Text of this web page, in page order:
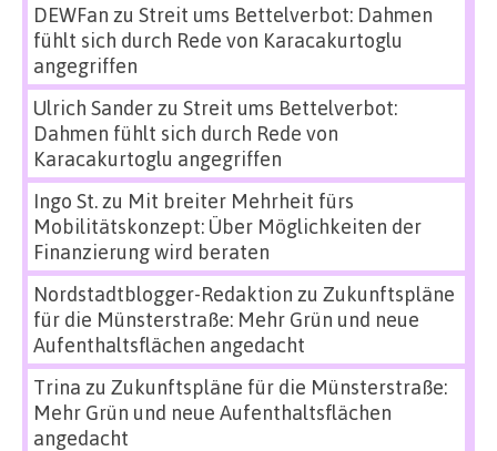
DEWFan zu Streit ums Bettelverbot: Dahmen
fühlt sich durch Rede von Karacakurtoglu
angegriffen
Ulrich Sanderzu Streit ums Bettelverbot:
Dahmen fühlt sich durch Rede von
Karacakurtoglu angegriffen
Ingo St.zu Mit breiter Mehrheit fürs
Mobilitätskonzept: Über Möglichkeiten der
Finanzierung wird beraten
Nordstadtblogger-Redaktion zu Zukunftspläne
für die Münsterstraße: Mehr Grün und neue
Aufenthaltsflächen angedacht
Trina zu Zukunftspläne für die Münsterstraße:
Mehr Grün und neue Aufenthaltsflächen
angedacht